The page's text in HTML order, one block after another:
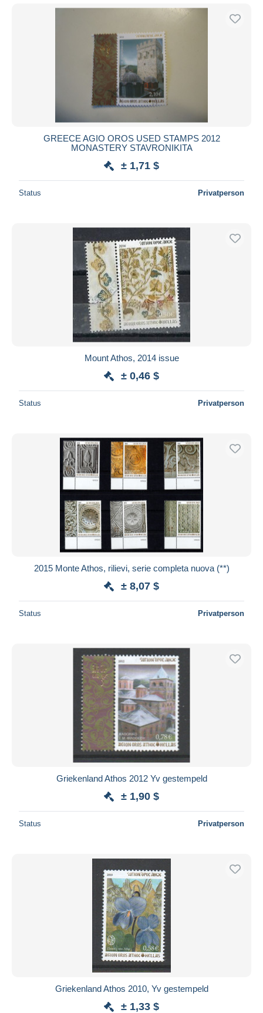
GREECE AGIO OROS USED STAMPS 2012
MONASTERY STAVRONIKITA
± 1,71 $
Status Privatperson
Mount Athos, 2014 issue
± 0,46 $
Status Privatperson
2015 Monte Athos, rilievi, serie completa nuova (**)
± 8,07 $
Status Privatperson
Griekenland Athos 2012 Yv gestempeld
± 1,90 $
Status Privatperson
Griekenland Athos 2010, Yv gestempeld
± 1,33 $